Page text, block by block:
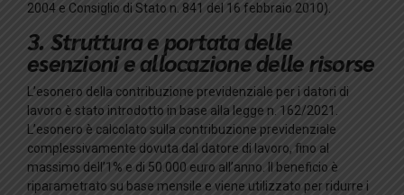
2004 e Consiglio di Stato n. 841 del 16 febbraio 2010).
3. Struttura e portata delle
esenzioni e allocazione delle risorse
L’esonero della contribuzione previdenziale per i datori di
lavoro è stato introdotto in base alla legge n. 162/2021.
L’esonero è calcolato sulla contribuzione previdenziale
complessivamente dovuta dal datore di lavoro, fino al
massimo dell’1% e di 50.000 euro all’anno. Il beneficio è
riparametrato su base mensile e viene utilizzato per ridurre i